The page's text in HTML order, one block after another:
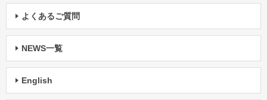
よくあるご質問
NEWS一覧
English